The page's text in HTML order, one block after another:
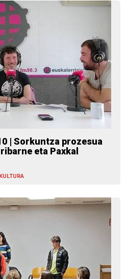
| Sorkuntza prozesua
eta Paxkal
KULTURA